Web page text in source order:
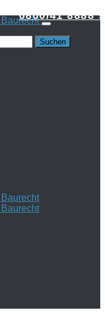
0800/41 8888 9